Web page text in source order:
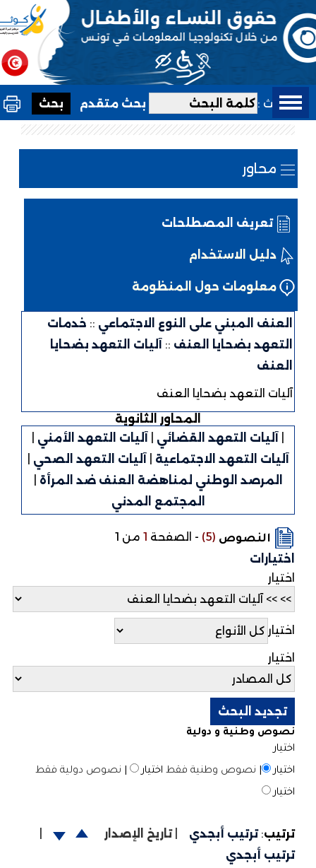
بحث : بحث متقدم
محاور
تعريف المصطلحات
دليل الاستخدام
معلومات حول المنظومة
العنف المبني على النوع الاجتماعي :: خدمات
التعهد بضحايا العنف :: آليات التعهد بضحايا
العنف
آليات التعهد بضحايا العنف
المحاور الثانوية
آليات التعهد القضائي | آليات التعهد الأمني |
آليات التعهد الاجتماعية | آليات التعهد الصحي |
المرصد الوطني لمناهضة العنف ضد المرأة |
المجتمع المدني
النصوص (5)
-الصفحة1من 1
اختيارات
اختيار
اختيار
اختيار
نصوص وطنية و دولية
اختيار
اختيار
| نصوص وطنية فقط اختيار | نصوص دولية فقط
اختيار
ترتيب: ترتيب أبجدي | تاريخ الإصدار
|
ترتيب أبجدي